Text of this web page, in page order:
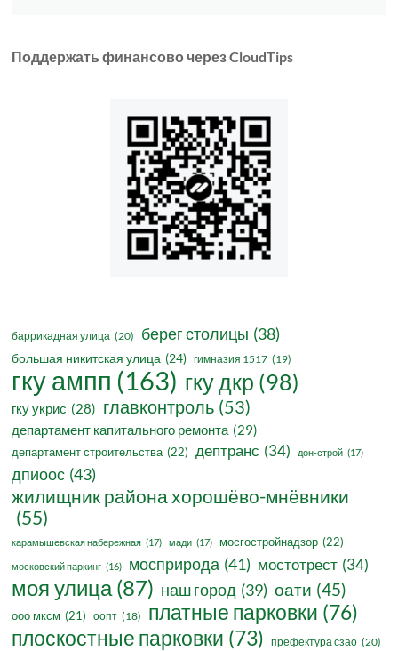
Поддержать финансово через CloudTips
баррикадная улица (20) берег столицы (38)
большая никитская улица (24) гимназия 1517 (19)
гку ампп (163) гку дкр (98)
гку укрис (28) главконтроль (53)
департамент капитального ремонта (29)
департамент строительства (22) дептранс (34) дон-строй (17)
дпиоос (43)
жилищник района хорошёво-мнёвники
(55)
карамышевская набережная (17) мади (17) мосгостройнадзор (22)
московский паркинг (16) мосприрода (41) мостотрест (34)
моя улица(87) наш город (39) оати (45)
ооо мксм (21) оопт (18) платные парковки (76)
плоскостные парковки (73) префектура сзао (20)